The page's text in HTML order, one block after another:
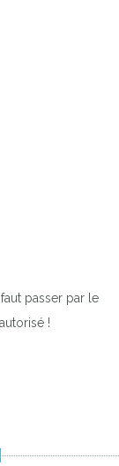
passer par le
!